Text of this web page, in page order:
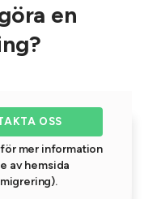
en
OSS
mer information
av hemsida